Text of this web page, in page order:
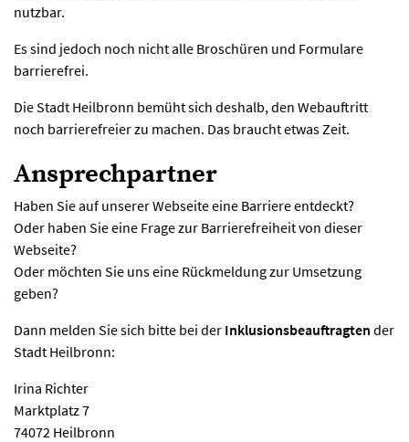
nutzbar.
Es sind jedoch noch nicht alle Broschüren und Formulare
barrierefrei.
Die Stadt Heilbronn bemüht sich deshalb, den Webauftritt
noch barrierefreier zu machen. Das braucht etwas Zeit.
Ansprechpartner
Haben Sie auf unserer Webseite eine Barriere entdeckt?
Oder haben Sie eine Frage zur Barrierefreiheit von dieser
Webseite?
Oder möchten Sie uns eine Rückmeldung zur Umsetzung
geben?
Dann melden Sie sich bitte bei der Inklusionsbeauftragten der
Stadt Heilbronn:
Irina Richter
Marktplatz 7
74072 Heilbronn